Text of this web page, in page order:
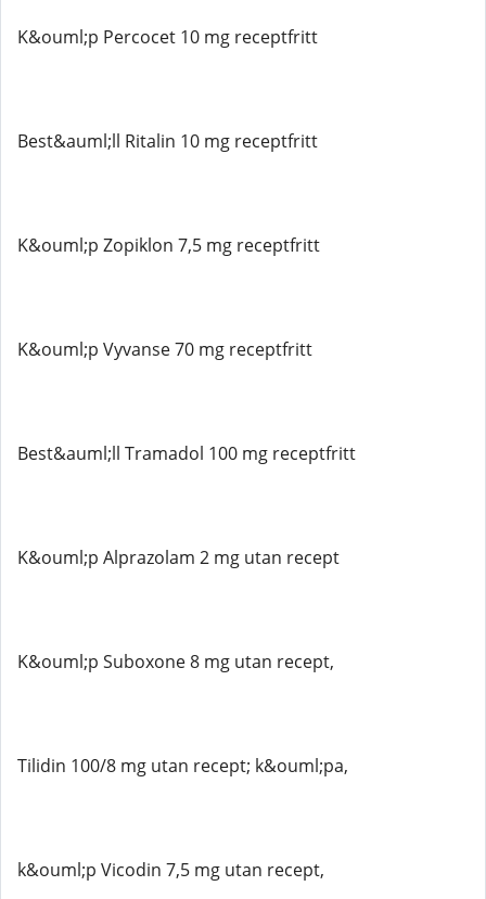
K&ouml;p Percocet 10 mg receptfritt
Best&auml;ll Ritalin 10 mg receptfritt
K&ouml;p Zopiklon 7,5 mg receptfritt
K&ouml;p Vyvanse 70 mg receptfritt
Best&auml;ll Tramadol 100 mg receptfritt
K&ouml;p Alprazolam 2 mg utan recept
K&ouml;p Suboxone 8 mg utan recept,
Tilidin 100/8 mg utan recept; k&ouml;pa,
k&ouml;p Vicodin 7,5 mg utan recept,